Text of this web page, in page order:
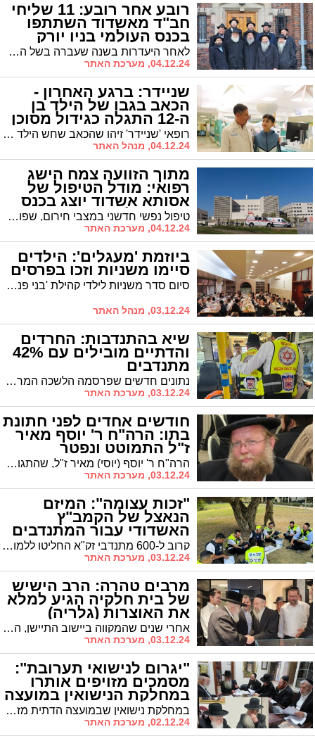
רובע אחר רובע: 11 שליחי
חב"ד מאשדוד השתתפו
בכנס העולמי בניו יורק
לאחר היעדרות בשנה שעברה בשל המלחמה, חזרה אשדוד בגדול לכנס השלוחים העולמי של חב"ד בניו יורק. משלחת מרשימה של 11 שלוחים מהעיר, בראשות השליח הראשי הרב גודמן ורב רובע י"א הרב לאופר, לקחה חלק באירוע המאחד אלפי שליחים מרחבי העולם
04.12.24, מערכת האתר
שניידר: ברגע האחרון -
הכאב בגבו של הילד בן
ה-12 התגלה כגידול מסוכן
רופאי 'שניידר' זיהו שהכאב שחש הילד בגבו מקורו בגידול מסוכן שעשוי להביא לשיתוק. הניתוח הציל את חייו והילד בן ה12 חזר לרכב על האופניים
04.12.24, מנהל האתר
מתוך הזוועה צמח הישג
רפואי: מודל הטיפול של
אסותא אשדוד יוצג בכנס
באוסטרליה טיפול נפשי חדשני במצבי חירום, שפותח בבית החולים אסותא אשדוד בעקבות אירועי 7 באוקטובר, נבחר לייצג את ישראל בכנס בינלאומי באוסטרליה
04.12.24, מערכת האתר
ביוזמת 'מעגלים': הילדים
סיימו משניות וזכו בפרסים
סיום סדר משניות לילדי קהילת 'בני פנחס' שסיימו סדר מועד זו הפעם השניה
03.12.24, מנהל האתר
שיא בהתנדבות: החרדים
והדתיים מובילים עם 42%
מתנדבים
נתונים חדשים שפרסמה הלשכה המרכזית לסטטיסטיקה חושפים זינוק משמעותי במספר המתנדבים בישראל מאז 7 באוקטובר, כשהציבור החרדי מוביל את שיעורי ההתנדבות בארץ יחד עם הציבור הדתי
03.12.24, מערכת האתר
חודשים אחדים לפני חתונת
בתו: הרה"ח ר' יוסף מאיר
ז"ל התמוטט ונפטר
הרה"ח ר' יוסף (יוסי) מאיר ז"ל, שהתגורר שנים רבות באשדוד והיה מוכר היטב בקהילה החסידית בעיר, נפטר היום באופן פתאומי בביתו בצפת והוא בן 55 בלבד.
03.12.24, מערכת האתר
"זכות עצומה": המיזם
הנאצל של הקמב"ץ
האשדודי עבור המתנדבים
קרוב ל-600 מתנדבי זק"א החליטו ללמוד מידי יום את הדף היומי מאז הטבח הנורא בשבת שמחת תורה • בשיתוף פעולה עם ממלכת התורה האמריקנית "ארטסקרול" מאות שסי"ם מהדורת "שוטינשטיין" הוענקו במתנה למתנדבים • כך זה קרה
03.12.24, מערכת האתר
מרבים טהרה: הרב הישיש
של בית חלקיה הגיע למלא
את האוצרות (גלריה)
אחרי שנים שהמקווה ביישוב התיישן, השבוע נערך טקס מילוי האוצרות, כאשר הגאון רבי דוד הלוי פולק שליט"א רבה הישיש של בית חלקיה, הוציא בעצמו את הפקק שמילא את האוצרות במי טהרה
03.12.24, מערכת האתר
"יגרום לנישואי תערובת":
מסמכים מזויפים אותרו
במחלקת הנישואין במועצה
הדתית באשדוד במחלקת נישואין שבמועצה הדתית מזהירים על כתובה ואישורי יהדות מזוייפים. קיים חשש חמור של אונאה ותרמית העלול לגרום לנישואי תערובת. המרא דאתרא הגר"ח פינטו: "מחזק את ידיו של רב המחלקה הגר"ח קלמנוביץ על עבודה מסורה, מקצועית ואחראית"
02.12.24, מערכת האתר